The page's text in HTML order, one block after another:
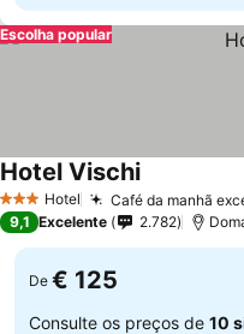
Escolha popular
3 EstrelasHotel Café da manhã
Hotel Vischi
9,1 Excelente 2.782
De € 125
Consulte os preços de 10